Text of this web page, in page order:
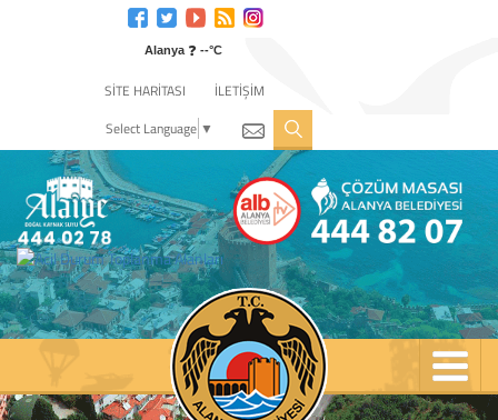
Alanya ❓ --°C
SİTE HARİTASI
İLETİŞİM
Select Language ▼